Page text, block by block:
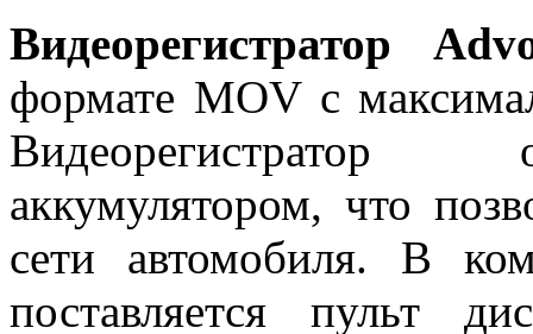
Видеорегистратор
формате MOV с
Видеорегистратор
аккумулятором, что
сети автомобиля. В
поставляется пульт